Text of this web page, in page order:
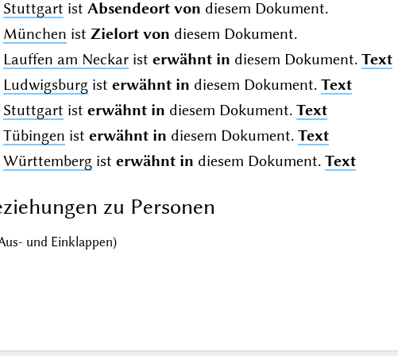
Stuttgart ist Absendeort von diesem Dokument.
München ist Zielort von diesem Dokument.
Lauffen am Neckarist erwähnt in diesem Dokument. Text
Ludwigsburg ist erwähnt in diesem Dokument. Text
Stuttgart ist erwähnt in diesem Dokument. Text
Tübingen ist erwähnt in diesem Dokument. Text
Württemberg ist erwähnt in diesem Dokument. Text
zu Personen
und Einklappen)